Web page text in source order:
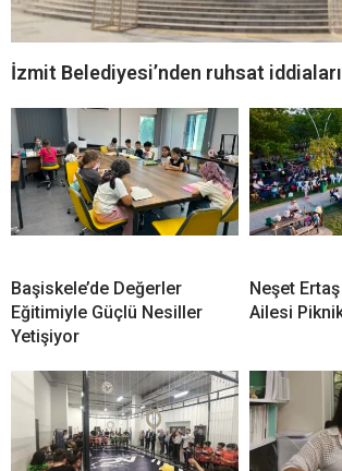
İzmit Belediyesi’nden ruhsat
Başiskele’de Değerler
Eğitimiyle Güçlü Nesiller
Yetişiyor
Neşet
Ailesi